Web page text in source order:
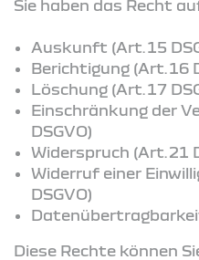
Sie haben das Recht
Auskunft (Art. 15
Berichtigung (Art. 16
Löschung (Art. 17
Einschränkung der
DSGVO)
Widerspruch (Art. 21
Widerruf einer
DSGVO)
Diese Rechte können